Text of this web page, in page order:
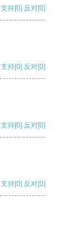
支持[0] 反对[0]
支持[0] 反对[0]
支持[0] 反对[0]
支持[0] 反对[0]